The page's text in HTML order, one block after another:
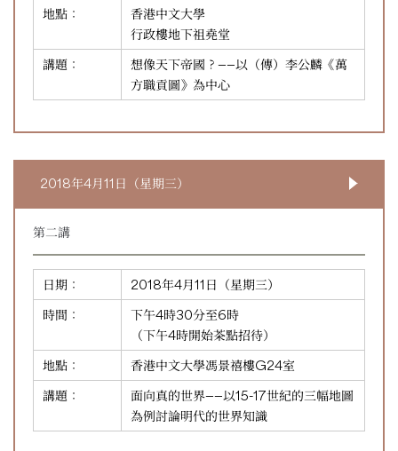
地點：
香港中文大學
行政樓地下祖堯堂
講題：
想像天下帝國？——以（傳）李公麟《萬
方職貢圖》為中心
2018年4月11日（星期三）
第二講
日期：
2018年4月11日（星期三）
時間：
下午4時30分至6時
（下午4時開始茶點招待）
地點：
香港中文大學馮景禧樓G24室
講題：
面向真的世界——以15-17世紀的三幅地圖
為例討論明代的世界知識